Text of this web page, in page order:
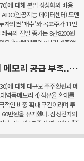
에 대해 본업 정상화와 비용
인공지능 데이터센터) 모멘
자의견 ‘매수’와 목표주가 11만
콤의 전일 종가는 8만8200원
은 “SK텔레콤의 2분기 매출액
5660억원을 기록했다”...
[버핏 리포트] 삼성전자, 2028년까지 메모리 공급 부족...HBM4 '1위' 탈환 전망· - KB
에 대해 대규모 주주환원과 메
역폭메모리 4) 점유율 확대를
적인 비중 확대 구간이라며 투
만원을 유지했다. 삼성전자의
다.김동원 KB증권 연구원은 "조
는 주주환원 정책에서 연간 ...